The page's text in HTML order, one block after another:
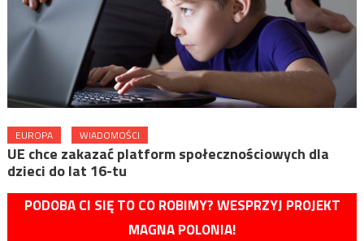
EUROPA WIADOMOŚCI
UE chce zakazać platform społecznościowych dla
dzieci do lat 16-tu
PODOBA CI SIĘ TO CO ROBIMY? WESPRZYJ PROJEKT
MAGNA POLONIA!